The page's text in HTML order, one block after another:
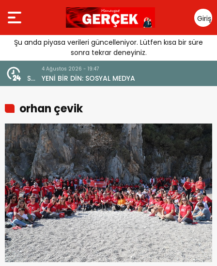
Giriş
Yap
Şu anda piyasa verileri güncelleniyor. Lütfen kısa bir süre
sonra tekrar deneyiniz.
4 Ağustos 2026 - 19:47
YENİ BİR DİN: SOSYAL MEDYA
orhan çevik